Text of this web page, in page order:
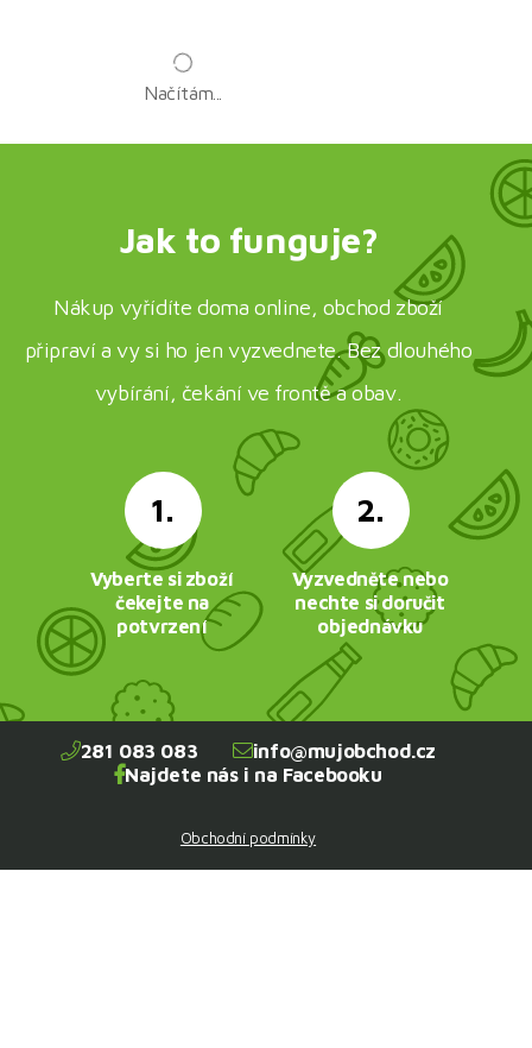
Načítám...
Jak to funguje?
Nákup vyřídíte doma online, obchod zboží
připraví a vy si ho jen vyzvednete. Bez dlouhého
vybírání, čekání ve frontě a obav.
1.
Vyberte si zboží
čekejte na
potvrzení
2.
Vyzvedněte nebo
nechte si doručit
objednávku
281 083 083
info@mujobchod.cz
Najdete nás i na Facebooku
Obchodní podmínky